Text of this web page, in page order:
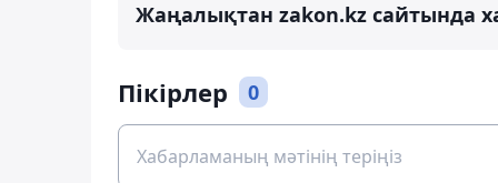
Жаңалықтан zakon.kz сайтында
Пікірлер 0